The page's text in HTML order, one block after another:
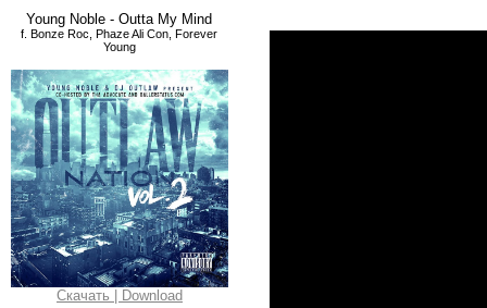
Young Noble - Outta My Mind
f. Bonze Roc, Phaze Ali Con, Forever
Young
Скачать | Download